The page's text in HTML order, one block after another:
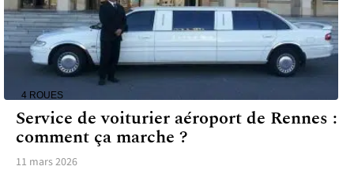
4 ROUES
Service de voiturier aéroport de Rennes :
comment ça marche ?
11 mars 2026